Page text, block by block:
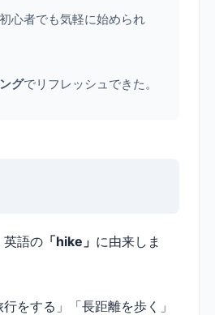
心者でも気軽に始められ
グでリフレッシュできた。
英語の 「hike」 に由来しま
をする」「長距離を歩く」